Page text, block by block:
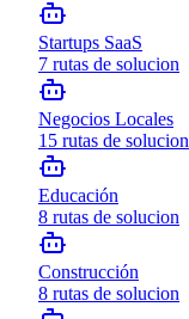
Startups SaaS
7 rutas de solucion
Negocios Locales
15 rutas de solucion
Educación
8 rutas de solucion
Construcción
8 rutas de solucion